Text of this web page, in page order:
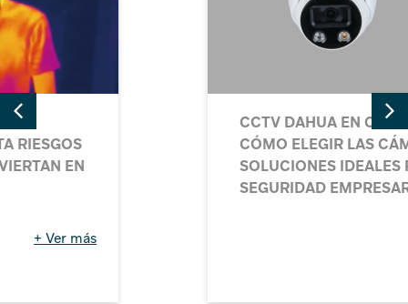
CCTV DAHUA EN COLOMBIA:
CÓMO ELEGIR LAS CÁMARAS Y
SOLUCIONES IDEALES PARA LA